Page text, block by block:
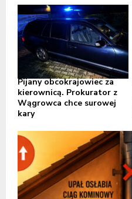
Pijany obcokrajowiec za
kierownicą. Prokurator z
Wągrowca chce surowej
kary